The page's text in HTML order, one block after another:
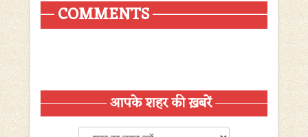
COMMENTS
आपके शहर की ख़बरें